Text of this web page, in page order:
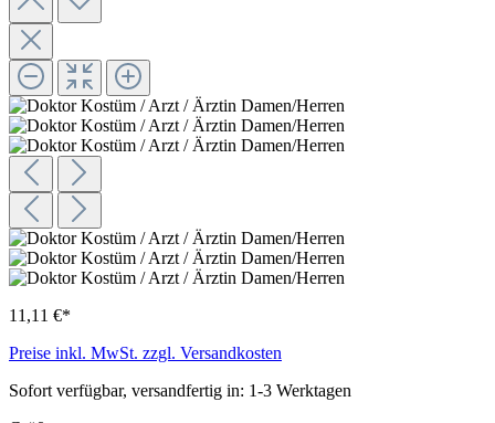
11,11 €*
Preise inkl. MwSt. zzgl. Versandkosten
Sofort verfügbar, versandfertig in: 1-3 Werktagen